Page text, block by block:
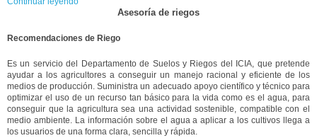
Asesoría de riegos
Recomendaciones de Riego
Es un servicio del Departamento de Suelos y Riegos del ICIA, que pretende
ayudar a los agricultores a conseguir un manejo racional y eficiente de los
medios de producción. Suministra un adecuado apoyo científico y técnico para
optimizar el uso de un recurso tan básico para la vida como es el agua, para
conseguir que la agricultura sea una actividad sostenible, compatible con el
medio ambiente. La información sobre el agua a aplicar a los cultivos llega a
los usuarios de una forma clara, sencilla y rápida.